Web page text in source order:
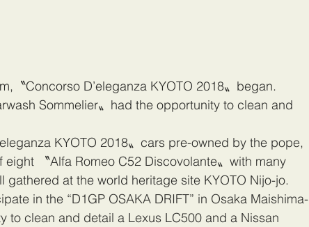
〝Concorso D’eleganza KYOTO 2018〟began.
Sommelier〟had the opportunity to clean and
KYOTO 2018〟cars pre-owned by the pope,
〝Alfa Romeo C52 Discovolante〟with many
at the world heritage site KYOTO Nijo-jo.
in the “D1GP OSAKA DRIFT” in Osaka Maishima-
to clean and detail a Lexus LC500 and a Nissan